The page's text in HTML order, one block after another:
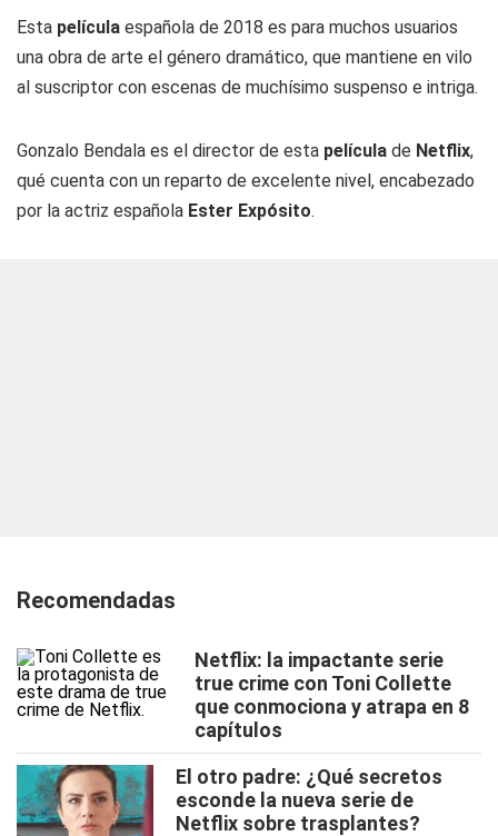
Esta película española de 2018 es para muchos usuarios
una obra de arte el género dramático, que mantiene en vilo
al suscriptor con escenas de muchísimo suspenso e intriga.
Gonzalo Bendala es el director de esta película de Netflix,
qué cuenta con un reparto de excelente nivel, encabezado
por la actriz española Ester Expósito.
Recomendadas
Netflix: la impactante serie
true crime con Toni Collette
que conmociona y atrapa en 8
capítulos
El otro padre: ¿Qué secretos
esconde la nueva serie de
Netflix sobre trasplantes?